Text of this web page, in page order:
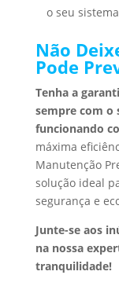
o seu
Não
Pode
Tenha a
sempre com o
funcionando
máxima
Manutenção
solução ideal
segurança e
Junte-se aos
na nossa
tranquilidade!